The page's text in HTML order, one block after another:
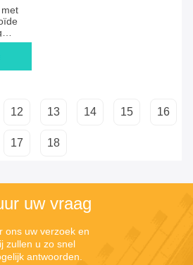
12 13 14 15 16
17 18
uw vraag
ons uw verzoek en
zullen u zo snel
antwoorden.